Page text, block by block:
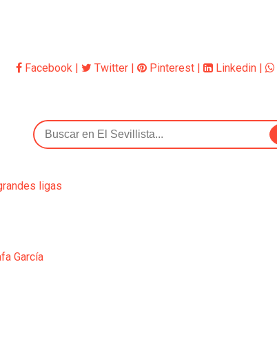
Facebook | Twitter | Pinterest | Linkedin |
ligas
García